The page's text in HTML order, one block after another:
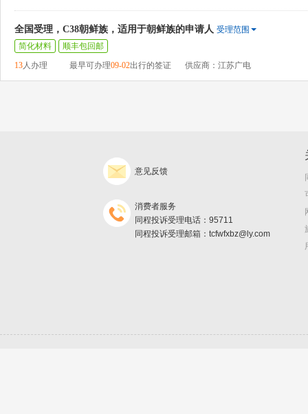
全国受理，C38朝鲜族，适用于朝鲜族的申请人 受理范围
简化材料
顺丰包回邮
13人办理 最早可办理09-02出行的签证 供应商：江苏广电
意见反馈
消费者服务
同程投诉受理电话：95711
同程投诉受理邮箱：tcfwfxbz@ly.com